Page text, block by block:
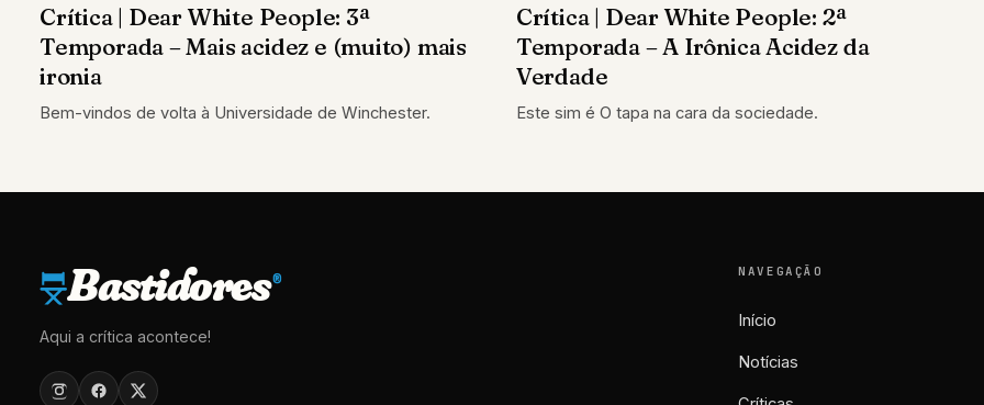
Crítica | Dear White People: 3ª
Temporada – Mais acidez e (muito) mais
ironia
Bem-vindos de volta à Universidade de Winchester.
Crítica | Dear White People: 2ª
Temporada – A Irônica Acidez da
Verdade
Este sim é O tapa na cara da sociedade.
Bastidores®
Aqui a crítica acontece!
NAVEGAÇÃO
Início
Notícias